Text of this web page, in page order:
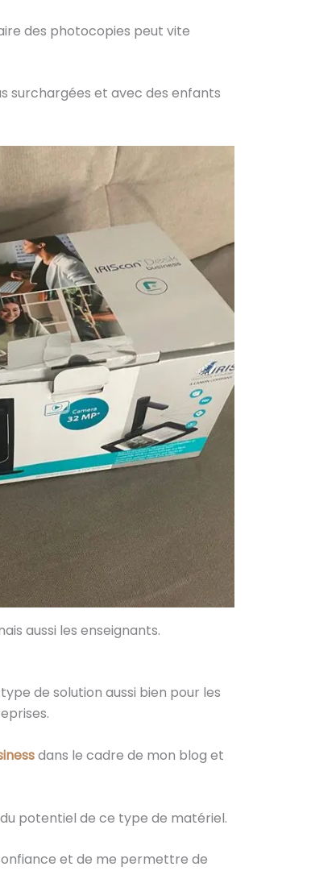
des photocopies peut vite
surchargées et avec des enfants
aussi les enseignants.
de solution aussi bien pour les
dans le cadre de mon blog et
potentiel de ce type de matériel.
et de me permettre de